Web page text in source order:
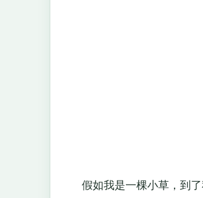
假如我是一棵小草，到了